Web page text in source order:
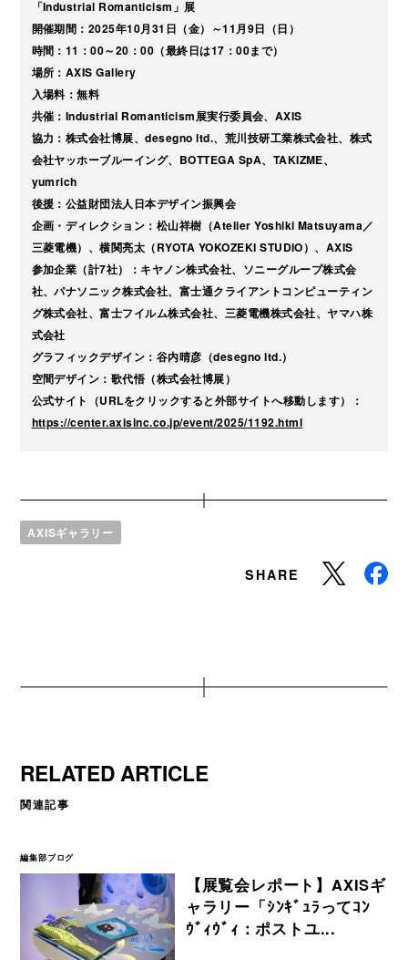
「Industrial Romanticism」展
開催期間：2025年10月31日（金）～11月9日（日）
時間：11：00～20：00（最終日は17：00まで）
場所：AXIS Gallery
入場料：無料
共催：Industrial Romanticism展実行委員会、AXIS
協力：株式会社博展、desegno ltd.、荒川技研工業株式会社、株式
会社ヤッホーブルーイング、BOTTEGA SpA、TAKIZME、
yumrich
後援：公益財団法人日本デザイン振興会
企画・ディレクション：松山祥樹（Atelier Yoshiki Matsuyama／
三菱電機）、横関亮太（RYOTA YOKOZEKI STUDIO）、AXIS
参加企業（計7社）：キヤノン株式会社、ソニーグループ株式会
社、パナソニック株式会社、富士通クライアントコンピューティン
グ株式会社、富士フイルム株式会社、三菱電機株式会社、ヤマハ株
式会社
グラフィックデザイン：谷内晴彦（desegno ltd.）
空間デザイン：歌代悟（株式会社博展）
公式サイト（URLをクリックすると外部サイトへ移動します）：
https://center.axisinc.co.jp/event/2025/1192.html
AXISギャラリー
SHARE
RELATED ARTICLE
関連記事
編集部ブログ
【展覧会レポート】AXISギ
ャラリー「ｼﾝｷﾞｭﾗってｺﾝ
ｳﾞｨｳﾞｨ：ポストユ...